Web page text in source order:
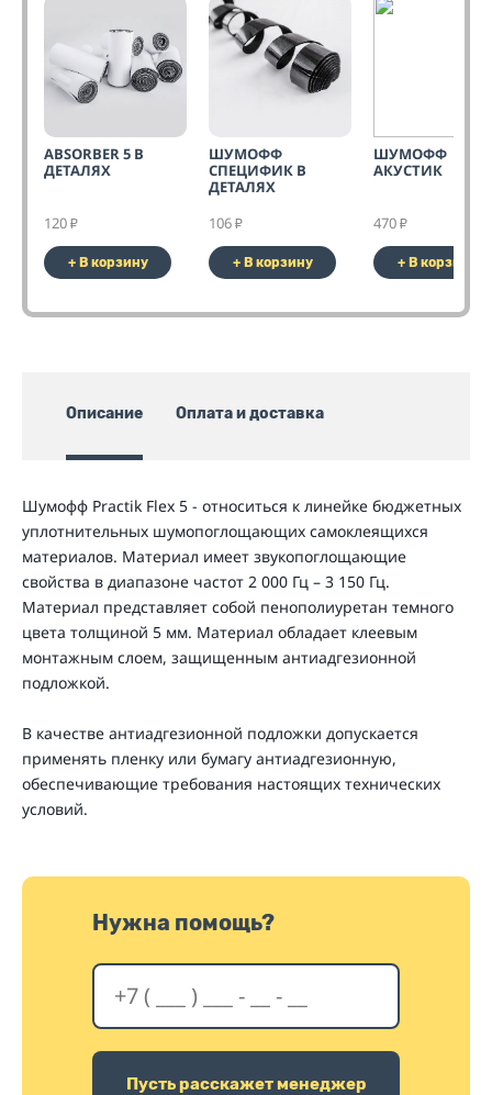
ABSORBER 5 В
ДЕТАЛЯХ
120 ₽
+ В корзину
ШУМОФФ
СПЕЦИФИК В
ДЕТАЛЯХ
106 ₽
+ В корзину
ШУМОФФ
АКУСТИК
470 ₽
+ В корзину
Описание Оплата и доставка
Шумофф Practik Flex 5 - относиться к линейке бюджетных
уплотнительных шумопоглощающих самоклеящихся
материалов. Материал имеет звукопоглощающие
свойства в диапазоне частот 2 000 Гц – 3 150 Гц.
Материал представляет собой пенополиуретан темного
цвета толщиной 5 мм. Материал обладает клеевым
монтажным слоем, защищенным антиадгезионной
подложкой.
В качестве антиадгезионной подложки допускается
применять пленку или бумагу антиадгезионную,
обеспечивающие требования настоящих технических
условий.
Нужна помощь?
Пусть расскажет менеджер